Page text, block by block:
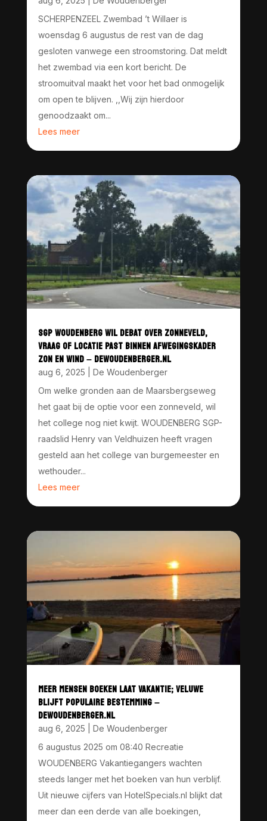
SCHERPENZEEL Zwembad ’t Willaer is
woensdag 6 augustus de rest van de dag
gesloten vanwege een stroomstoring. Dat meldt
het zwembad via een kort bericht. De
stroomuitval maakt het voor het bad onmogelijk
om open te blijven. ,,Wij zijn hierdoor
genoodzaakt om...
Lees meer
SGP WOUDENBERG WIL DEBAT OVER ZONNEVELD,
VRAAG OF LOCATIE PAST BINNEN AFWEGINGSKADER
ZON EN WIND – DEWOUDENBERGER.NL
aug 6, 2025
De Woudenberger
Om welke gronden aan de Maarsbergseweg
het gaat bij de optie voor een zonneveld, wil
het college nog niet kwijt. WOUDENBERG SGP-
raadslid Henry van Veldhuizen heeft vragen
gesteld aan het college van burgemeester en
wethouder...
Lees meer
MEER MENSEN BOEKEN LAAT VAKANTIE; VELUWE
BLIJFT POPULAIRE BESTEMMING –
DEWOUDENBERGER.NL
aug 6, 2025
De Woudenberger
6 augustus 2025 om 08:40 Recreatie
WOUDENBERG Vakantiegangers wachten
steeds langer met het boeken van hun verblijf.
Uit nieuwe cijfers van HotelSpecials.nl blijkt dat
meer dan een derde van alle boekingen,